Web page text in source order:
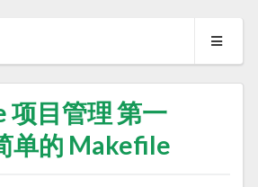
项目管理 第一
单的 Makefile